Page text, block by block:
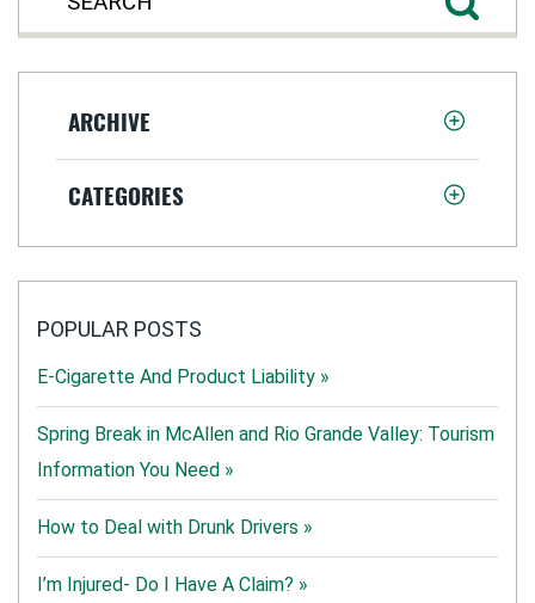
ARCHIVE
CATEGORIES
POPULAR POSTS
E-Cigarette And Product Liability »
Spring Break in McAllen and Rio Grande Valley: Tourism
Information You Need »
How to Deal with Drunk Drivers »
I’m Injured- Do I Have A Claim? »